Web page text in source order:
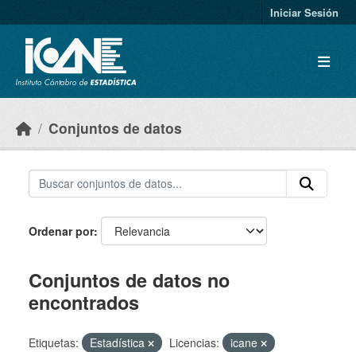
Iniciar Sesión
Conjuntos de datos
Ordenar por
Conjuntos de datos no
encontrados
Etiquetas: Estadística Licencias:
icane